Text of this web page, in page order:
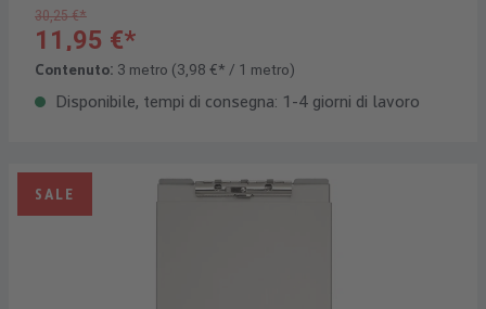
30,25 €*
11,95 €*
Contenuto: 3 metro (3,98 €* / 1 metro)
Disponibile, tempi di consegna: 1-4 giorni di lavoro
SALE